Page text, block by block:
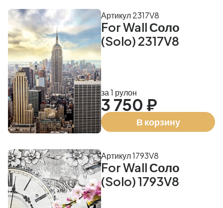
For Wall Соло
(Solo) 2317V8
Артикул 2317V8
за 1 рулон
3 750 ₽
В корзину
For Wall Соло
(Solo) 1793V8
Артикул 1793V8